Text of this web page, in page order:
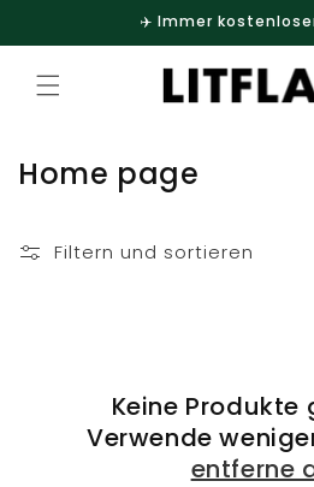
Inhalt
✈️ Immer
K
t
Home page
Filtern und sortieren
Keine Produkte
Verwende
entferne